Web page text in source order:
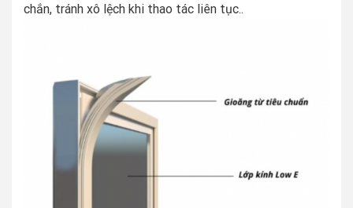
chắn, tránh xô lệch khi thao tác liên tục..